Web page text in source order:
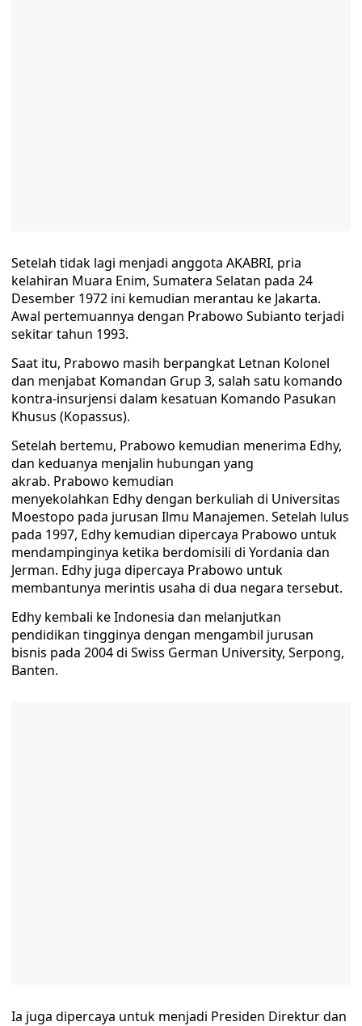
Setelah tidak lagi menjadi anggota AKABRI, pria
kelahiran Muara Enim, Sumatera Selatan pada 24
Desember 1972 ini kemudian merantau ke Jakarta.
Awal pertemuannya dengan Prabowo Subianto terjadi
sekitar tahun 1993.
Saat itu, Prabowo masih berpangkat Letnan Kolonel
dan menjabat Komandan Grup 3, salah satu komando
kontra-insurjensi dalam kesatuan Komando Pasukan
Khusus (Kopassus).
Setelah bertemu, Prabowo kemudian menerima Edhy,
dan keduanya menjalin hubungan yang
akrab. Prabowo kemudian
menyekolahkan Edhy dengan berkuliah di Universitas
Moestopo pada jurusan Ilmu Manajemen. Setelah lulus
pada 1997, Edhy kemudian dipercaya Prabowo untuk
mendampinginya ketika berdomisili di Yordania dan
Jerman. Edhy juga dipercaya Prabowo untuk
membantunya merintis usaha di dua negara tersebut.
Edhy kembali ke Indonesia dan melanjutkan
pendidikan tingginya dengan mengambil jurusan
bisnis pada 2004 di Swiss German University, Serpong,
Banten.
Ia juga dipercaya untuk menjadi Presiden Direktur dan